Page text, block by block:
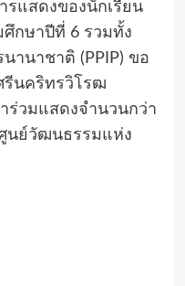
รแสดงของนักเรียน
ศึกษาปีที่ 6 รวมทั้ง
านาชาติ (PPIP) ขอ
รีนคริทรวิโรฒ
ร่วมแสดงจำนวนกว่า
นย์วัฒนธรรมแห่ง